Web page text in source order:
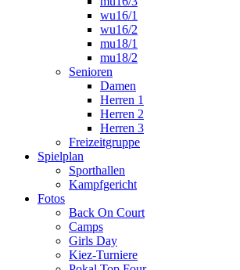
wu16/1
wu16/2
mu18/1
mu18/2
Senioren
Damen
Herren 1
Herren 2
Herren 3
Freizeitgruppe
Spielplan
Sporthallen
Kampfgericht
Fotos
Back On Court
Camps
Girls Day
Kiez-Turniere